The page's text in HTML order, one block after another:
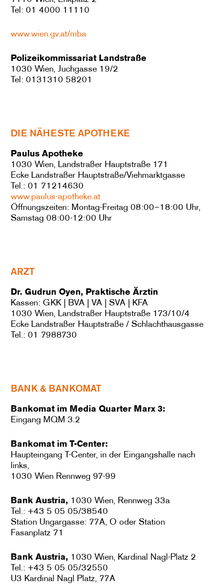
Tel: 01 4000 11110
www.wien.gv.at/mba
Polizeikommissariat Landstraße
1030 Wien, Juchgasse 19/2
Tel: 0131310 58201
DIE NÄHESTE APOTHEKE
Paulus Apotheke
1030 Wien, Landstraßer Hauptstraße 171
Ecke Landstraßer Hauptstraße/Viehmarktgasse
Tel.: 01 71214630
www.paulus-apotheke.at
Öffnungszeiten: Montag-Freitag 08:00–18:00 Uhr,
Samstag 08:00-12:00 Uhr
ARZT
Dr. Gudrun Oyen, Praktische Ärztin
Kassen: GKK | BVA | VA | SVA | KFA
1030 Wien, Landstraßer Hauptstraße 173/10/4
Ecke Landstraßer Hauptstraße / Schlachthausgasse
Tel.: 01 7988730
BANK & BANKOMAT
Bankomat im Media Quarter Marx 3:
Eingang MQM 3.2
Bankomat im T-Center:
Haupteingang T-Center, in der Eingangshalle nach
links,
1030 Wien Rennweg 97-99
Bank Austria, 1030 Wien, Rennweg 33a
Tel.: +43 5 05 05/38540
Station Ungargasse: 77A, O oder Station
Fasanplatz 71
Bank Austria, 1030 Wien, Kardinal Nagl-Platz 2
Tel.: +43 5 05 05/32550
U3 Kardinal Nagl Platz, 77A